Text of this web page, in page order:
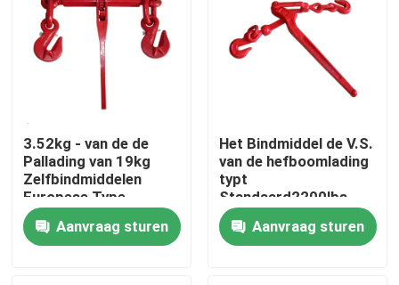
Thuis
Over ons
3.52kg - van de de
Pallading van 19kg
Zelfbindmiddelen
Europese Type
Machtsdeklaag
Aanvraag sturen
Het Bindmiddel de V.S.
van de hefboomlading
typt
Standaard2200lbs -
Melleable Ijzer van
11000lbsAanvraag sturen